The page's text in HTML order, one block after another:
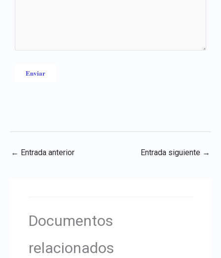
← Entrada anterior Entrada siguiente →
Documentos
relacionados